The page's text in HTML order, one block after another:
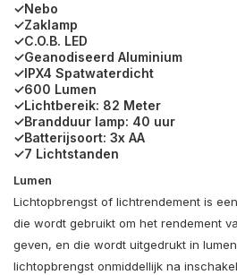
✓Nebo
✓Zaklamp
✓C.O.B. LED
✓Geanodiseerd Aluminium
✓IPX4 Spatwaterdicht
✓600 Lumen
✓Lichtbereik: 82 Meter
✓Brandduur lamp: 40 uur
✓Batterijsoort: 3x AA
✓7 Lichtstanden
Lumen
Lichtopbrengst of lichtrendement is
die wordt gebruikt om het rendement
geven, en die wordt uitgedrukt in
lichtopbrengst onmiddellijk na